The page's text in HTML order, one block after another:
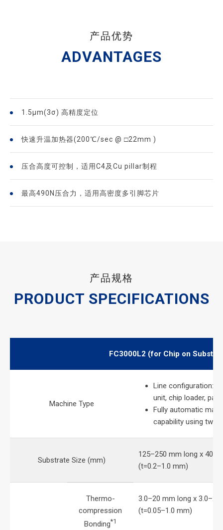
产品优势
ADVANTAGES
1.5μm(3σ) 高精度定位
快速升温加热器(200℃/sec @ □22mm )
压合高度可控制，适用C4及Cu pillar制程
最高490N压合力，适用高密度多引脚芯片
产品规格
PRODUCT SPECIFICATIONS
FC3000L2 (for Chip on
Machine Type
Line configuration:
unit, chip loader,
Fully automatic
capability using two
Substrate Size (mm)
125–250 mm long x
(t=0.2–1.0 mm)
Thermo-
compression
Bonding*1
3.0–20 mm long x
(t=0.05–1.0 mm)